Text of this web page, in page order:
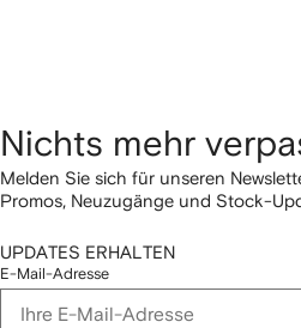
Nichts mehr
Melden Sie sich für unseren
Promos, Neuzugänge und Stock-
UPDATES ERHALTEN
E-Mail-Adresse